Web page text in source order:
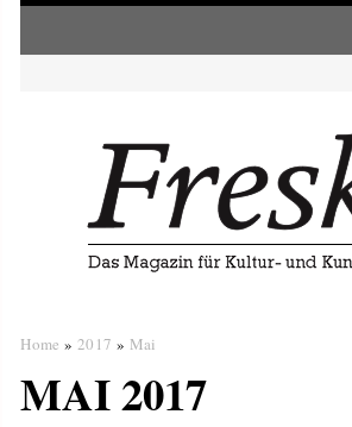
Home » 2017 » Mai
MAI 2017